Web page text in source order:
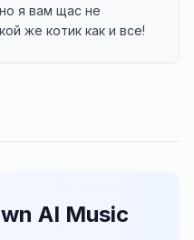
я вам щас не
же котик как и все!
AI Music